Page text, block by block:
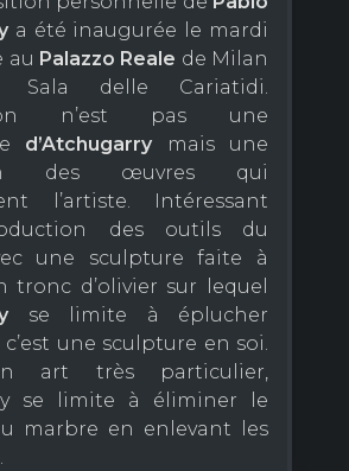
a été inaugurée le mardi
au Palazzo Reale de Milan
delle Cariatidi.
n’est pas une
d’Atchugarry mais une
des œuvres qui
l’artiste. Intéressant
des outils du
une sculpture faite à
tronc d’olivier sur lequel
se limite à éplucher
c’est une sculpture en soi.
art très particulier,
se limite à éliminer le
marbre en enlevant les